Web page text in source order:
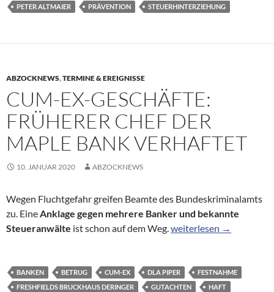
PETER ALTMAIER
PRÄVENTION STEUERHINTERZIEHUNG
ABZOCKNEWS,TERMINE & EREIGNISSE
CUM-EX-GESCHÄFTE:
FRÜHERER CHEF DER
MAPLE BANK VERHAFTET
10. JANUAR 2020 ABZOCKNEWS
Wegen Fluchtgefahr greifen Beamte des Bundeskriminalamts
zu. EineAnklage gegen mehrere Banker und bekannte
Steueranwälte ist schon auf dem Weg.Cum-Ex-Geschäfte:
weiterlesen →
BANKEN BETRUG CUM-EX DLA PIPER
FESTNAHME
FRESHFIELDS BRUCKHAUS DERINGER
GUTACHTEN
HAFT